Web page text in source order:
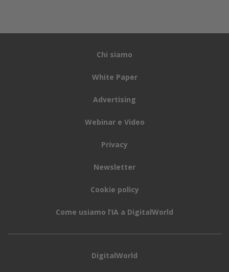
Chi siamo
White Paper
Advertising
Webinar e Video
Privacy
Newsletter
Cookie policy
Come usiamo l’IA a DigitalWorld
DigitalWorld